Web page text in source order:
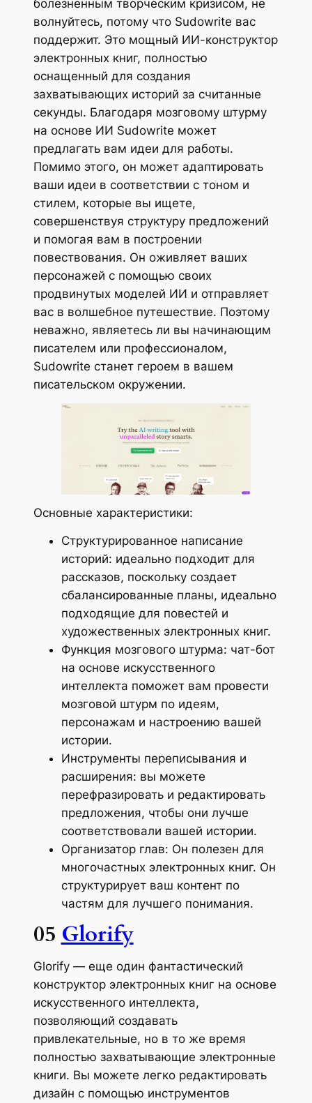
болезненным творческим кризисом, не
волнуйтесь, потому что Sudowrite вас
поддержит. Это мощный ИИ-конструктор
электронных книг, полностью
оснащенный для создания
захватывающих историй за считанные
секунды. Благодаря мозговому штурму
на основе ИИ Sudowrite может
предлагать вам идеи для работы.
Помимо этого, он может адаптировать
ваши идеи в соответствии с тоном и
стилем, которые вы ищете,
совершенствуя структуру предложений
и помогая вам в построении
повествования. Он оживляет ваших
персонажей с помощью своих
продвинутых моделей ИИ и отправляет
вас в волшебное путешествие. Поэтому
неважно, являетесь ли вы начинающим
писателем или профессионалом,
Sudowrite станет героем в вашем
писательском окружении.
Основные характеристики:
Структурированное написание
историй: идеально подходит для
рассказов, поскольку создает
сбалансированные планы, идеально
подходящие для повестей и
художественных электронных книг.
Функция мозгового штурма: чат-бот
на основе искусственного
интеллекта поможет вам провести
мозговой штурм по идеям,
персонажам и настроению вашей
истории.
Инструменты переписывания и
расширения: вы можете
перефразировать и редактировать
предложения, чтобы они лучше
соответствовали вашей истории.
Организатор глав: Он полезен для
многочастных электронных книг. Он
структурирует ваш контент по
частям для лучшего понимания.
05 Glorify
Glorify — еще один фантастический
конструктор электронных книг на основе
искусственного интеллекта,
позволяющий создавать
привлекательные, но в то же время
полностью захватывающие электронные
книги. Вы можете легко редактировать
дизайн с помощью инструментов